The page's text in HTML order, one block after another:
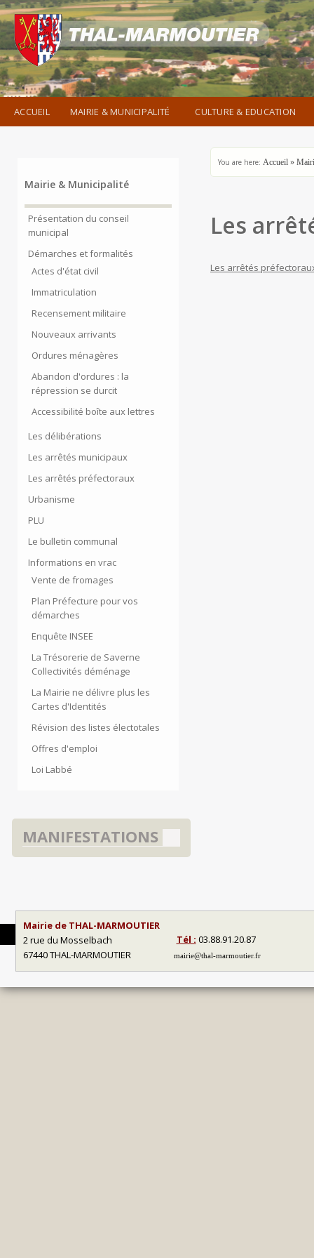
ACCUEIL MAIRIE & MUNICIPALITÉ CULTURE & EDUCATION
Mairie & Municipalité
Présentation du conseil
municipal
Démarches et formalités
Actes d'état civil
Immatriculation
Recensement militaire
Nouveaux arrivants
Ordures ménagères
Abandon d'ordures : la
répression se durcit
Accessibilité boîte aux lettres
Les délibérations
Les arrêtés municipaux
Les arrêtés préfectoraux
Urbanisme
PLU
Le bulletin communal
Informations en vrac
Vente de fromages
Plan Préfecture pour vos
démarches
Enquête INSEE
La Trésorerie de Saverne
Collectivités déménage
La Mairie ne délivre plus les
Cartes d'Identités
Révision des listes électotales
Offres d'emploi
Loi Labbé
MANIFESTATIONS
You are here: Accueil »
Les
Les arrêtés
Mairie de THAL-MARMOUTIER
2 rue du Mosselbach
67440 THAL-MARMOUTIER
Tél : 03.88.91.20.87
mairie@thal-marmoutier.fr